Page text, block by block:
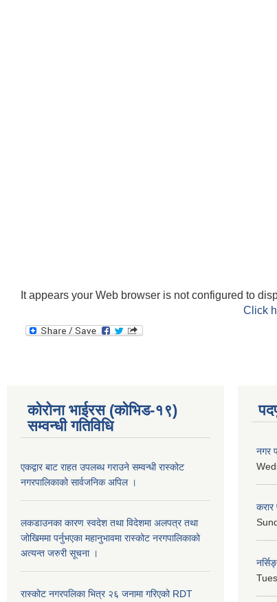
It appears your Web browser is not configured to
Click
कोरोना भाईरस (कोभिड-१९)
सम्वन्धी गतिविधि
एकद्वार बाट राहत उपलब्ध गराउने सम्वन्धी रास्कोट
नगरपालिकाको सार्वजनिक अपिल ।
लकडाउनका कारण स्वदेश तथा विदेशमा अलपत्र तथा
जोखिममा पर्नुभएका महानुभावमा रास्कोट नरगपालिकाको
अत्यन्त जरुरी सूचना ।
रास्कोट नगरपलिका भित्र २६ जनामा गरिएको RDT
नगर
करार